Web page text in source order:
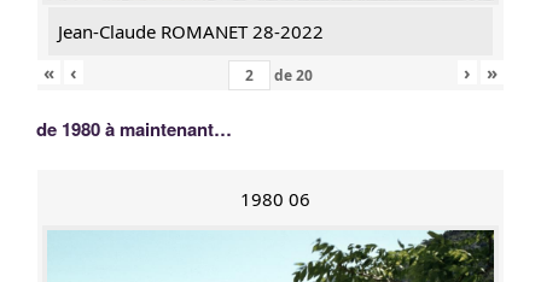
Jean-Claude ROMANET 28-2022
«
‹ de20 › »
de 1980 à maintenant…
1980 06